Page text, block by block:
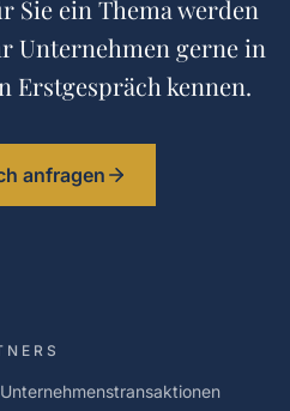
Sie ein Thema werden
Unternehmen gerne in
Erstgespräch kennen.
anfragen